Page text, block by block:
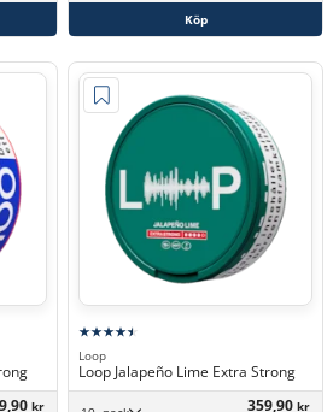
Köp
kr
Loop
Loop Jalapeño Lime Extra Strong
359,90 kr